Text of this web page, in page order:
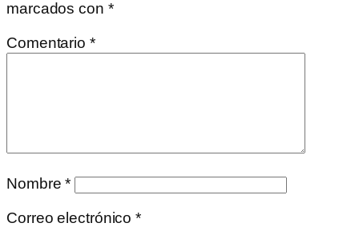
marcados con *
Comentario *
Nombre*
Correo electrónico*